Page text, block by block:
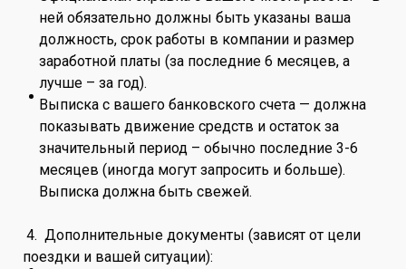
ней обязательно должны быть указаны ваша
должность, срок работы в компании и размер
заработной платы (за последние 6 месяцев, а
лучше – за год).
Выписка с вашего банковского счета — должна
показывать движение средств и остаток за
значительный период – обычно последние 3-6
месяцев (иногда могут запросить и больше).
Выписка должна быть свежей.
4. Дополнительные документы (зависят от цели
поездки и вашей ситуации):